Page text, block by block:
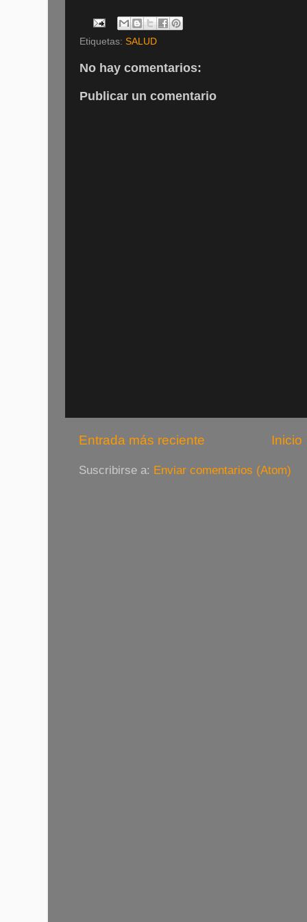
Etiquetas: SALUD
No hay comentarios:
Publicar un comentario
Entrada más reciente Inicio
Suscribirse a: Enviar comentarios (Atom)